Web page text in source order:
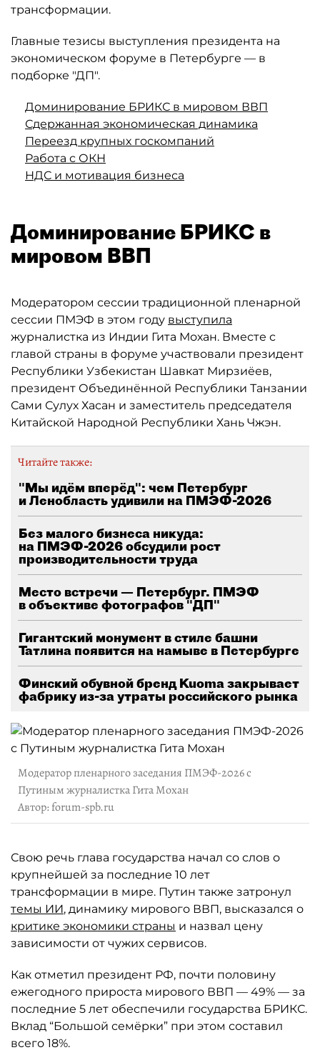
трансформации.
Главные тезисы выступления президента на
экономическом форуме в Петербурге — в
подборке "ДП".
Доминирование БРИКС в мировом ВВП
Сдержанная экономическая динамика
Переезд крупных госкомпаний
Работа с ОКН
НДС и мотивация бизнеса
Доминирование БРИКС в
мировом ВВП
Модератором сессии традиционной пленарной
сессии ПМЭФ в этом году выступила
журналистка из Индии Гита Мохан. Вместе с
главой страны в форуме участвовали президент
Республики Узбекистан Шавкат Мирзиёев,
президент Объединённой Республики Танзании
Сами Сулух Хасан и заместитель председателя
Китайской Народной Республики Хань Чжэн.
Читайте также:
"Мы идём вперёд": чем Петербург
и Ленобласть удивили на ПМЭФ-2026
Без малого бизнеса никуда:
на ПМЭФ-2026 обсудили рост
производительности труда
Место встречи — Петербург. ПМЭФ
в объективе фотографов "ДП"
Гигантский монумент в стиле башни
Татлина появится на намыве в Петербурге
Финский обувной бренд Kuoma закрывает
фабрику из-за утраты российского рынка
Модератор пленарного заседания ПМЭФ-2026 с
Путиным журналистка Гита Мохан
Автор: forum-spb.ru
Свою речь глава государства начал со слов о
крупнейшей за последние 10 лет
трансформации в мире. Путин также затронул
темы ИИ, динамику мирового ВВП, высказался о
критике экономики страны и назвал цену
зависимости от чужих сервисов.
Как отметил президент РФ, почти половину
ежегодного прироста мирового ВВП — 49% — за
последние 5 лет обеспечили государства БРИКС.
Вклад “Большой семёрки” при этом составил
всего 18%.